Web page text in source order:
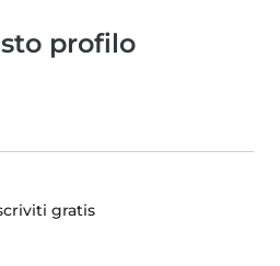
profilo
gratis